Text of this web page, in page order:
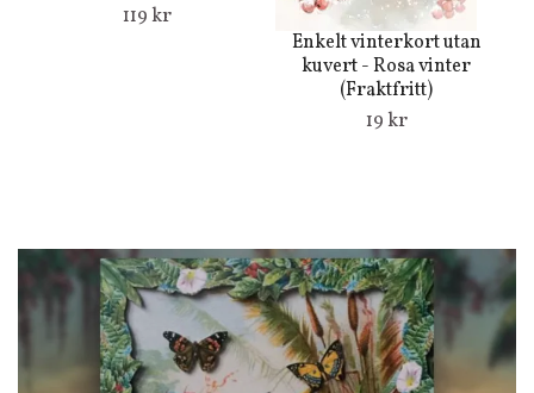
119 kr
Enkelt vinterkort utan
kuvert - Rosa vinter
(Fraktfritt)
19 kr